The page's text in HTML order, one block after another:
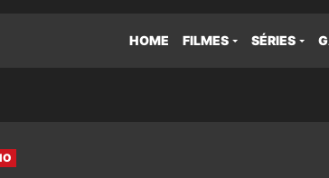
HOME FILMES SÉRIES